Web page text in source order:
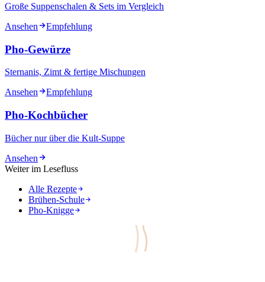
Große Suppenschalen & Sets im Vergleich
Ansehen
Empfehlung
Pho-Gewürze
Sternanis, Zimt & fertige Mischungen
Ansehen
Empfehlung
Pho-Kochbücher
Bücher nur über die Kult-Suppe
Ansehen
Weiter im Lesefluss
Alle Rezepte
Brühen-Schule
Pho-Knigge